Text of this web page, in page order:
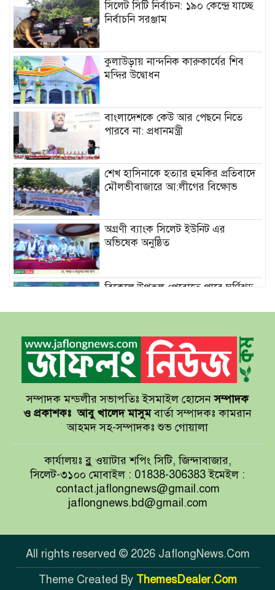
সিলেট সিটি নির্বাচন: ১৯০ কেন্দ্রে যাচ্ছে
নির্বাচনি সরঞ্জাম
কুলাউড়ায় নান্দনিক কারুকার্যের শিব
মন্দির উদ্বোধন
বাংলাদেশকে কেউ আর পেছনে নিতে
পারবে না: প্রধানমন্ত্রী
শেখ হাসিনাকে হত্যার হুমকির প্রতিবাদে
মৌলভীবাজারে আ:লীগের বিক্ষোভ
অগ্রণী ব্যাংক সিলেট ইউনিট এর
অভিষেক অনুষ্ঠিত
বিকেলে উপকূল পেরোতে পারে ঘূর্ণিঝড়
সেন্টমার্টিনের সব হোটেল-মোটেল-
রিসোর্টকে আশ্রয়কেন্দ্র ঘোষণা
বাখমুত পুনরুদ্ধারের দাবি ইউক্রেনের
আয়ারল্যান্ডের রানের পাহাড় টপকে
টাইগারদের জয়
সুখবর দিলেন জয়া আহসান
সম্পাদক মন্ডলীর সভাপতিঃ ইসমাইল হোসেনসম্পাদক
ও প্রকাশকঃ আবু খালেদ মাসুমবার্তা সম্পাদকঃ কামরান
আহমদ সহ-সম্পাদকঃ শুভ গোয়ালা
কার্যালয়ঃ ব্লু ওয়াটার শপিং সিটি, জিন্দাবাজার,
সিলেট-৩১০০ মোবাইল : 01838-306383 ইমেইল :
contact.jaflongnews@gmail.com
jaflongnews.bd@gmail.com
All rights reserved © 2026 JaflongNews.Com
Theme Created By ThemesDealer.Com